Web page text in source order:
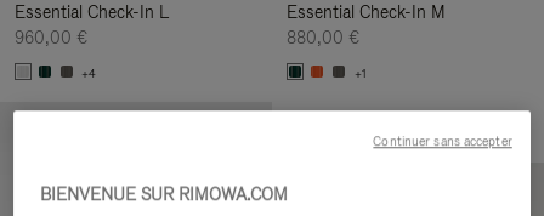
Essential Check-In L
960,00 €
+4
Essential Check-In M
880,00 €
+1
BIENVENUE SUR RIMOWA.COM
Continuer sans accepter